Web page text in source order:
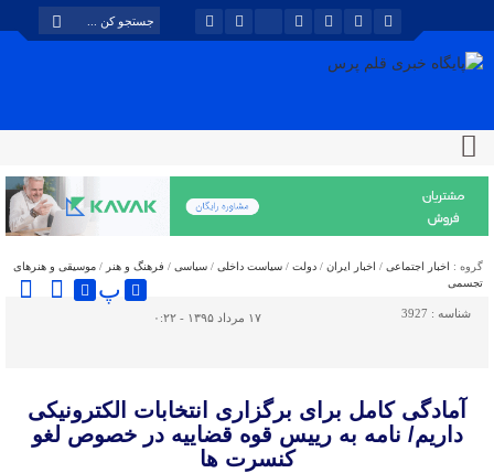
گروه : اخبار اجتماعی / اخبار ایران / دولت / سیاست داخلی / سیاسی / فرهنگ و هنر / موسیقی و هنرهای
تجسمی
پ
شناسه : 3927 ۱۷ مرداد ۱۳۹۵ - ۰:۲۲
آمادگی کامل برای برگزاری انتخابات الکترونیکی
داریم/ نامه به رییس قوه قضاییه در خصوص لغو
کنسرت ها